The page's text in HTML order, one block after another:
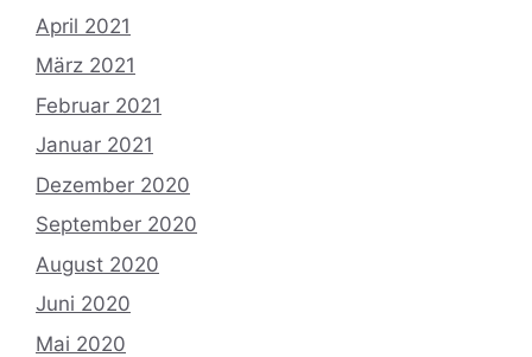
April 2021
März 2021
Februar 2021
Januar 2021
Dezember 2020
September 2020
August 2020
Juni 2020
Mai 2020